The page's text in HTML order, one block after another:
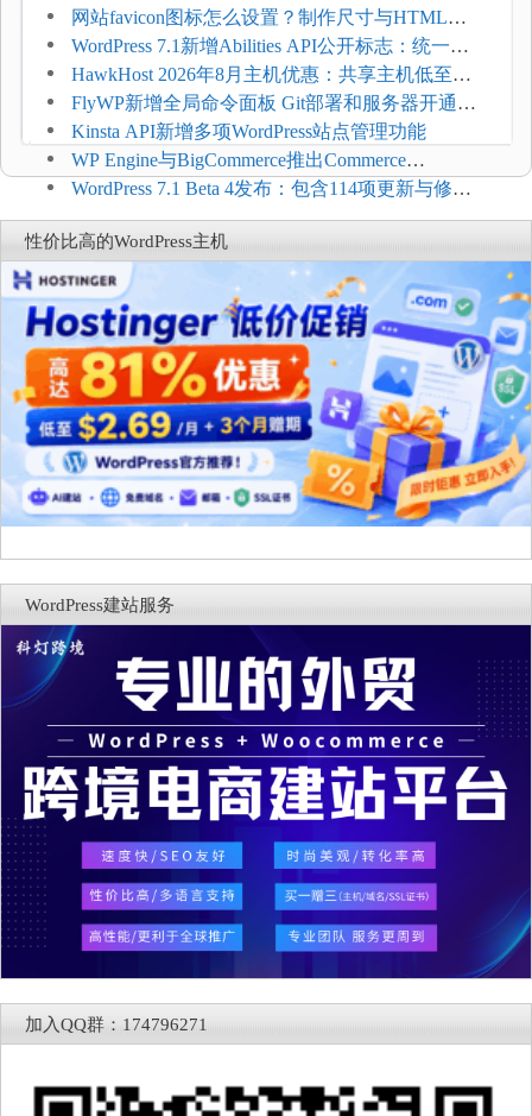
压和订单延迟
网站favicon图标怎么设置？制作尺寸与HTML添
加方法
WordPress 7.1新增Abilities API公开标志：统一支
持REST API、MCP与AI代理
HawkHost 2026年8月主机优惠：共享主机低至
$2.61/月，高性能主机同步折扣
FlyWP新增全局命令面板 Git部署和服务器开通更
方便
Kinsta API新增多项WordPress站点管理功能
WP Engine与BigCommerce推出Commerce
Connect：WordPress商店可保留前台体验并扩展电
商能力
WordPress 7.1 Beta 4发布：包含114项更新与修
复，仅建议在测试环境体验
性价比高的WordPress主机
WordPress建站服务
加入QQ群：174796271